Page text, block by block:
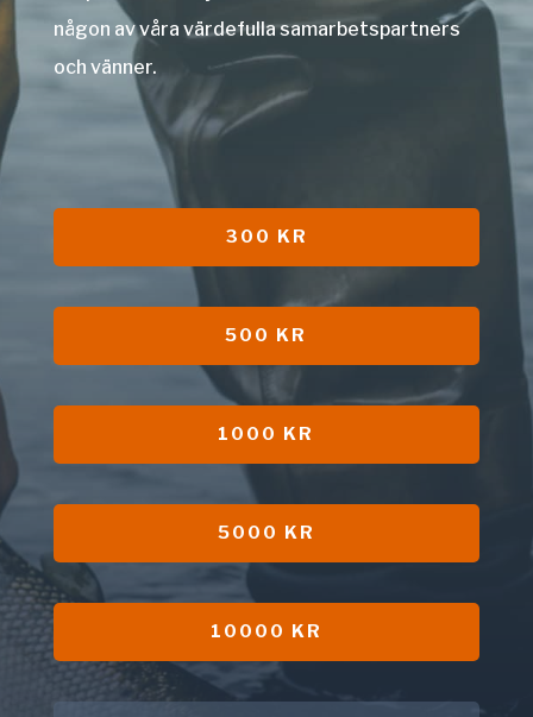
någon av våra värdefulla samarbetspartners
och vänner.
300 KR
500 KR
1000 KR
5000 KR
10000 KR